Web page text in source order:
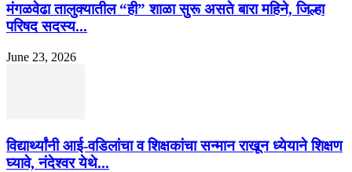
मंगळवेढा तालुक्यातील “ही” शाळा सुरू असते बारा महिने, जिल्हा
परिषद सदस्य...
June 23, 2026
विद्यार्थ्यांनी आई-वडिलांचा व शिक्षकांचा सन्मान राखून ध्येयाने शिक्षण
घ्यावे, नंदेश्वर येथे...